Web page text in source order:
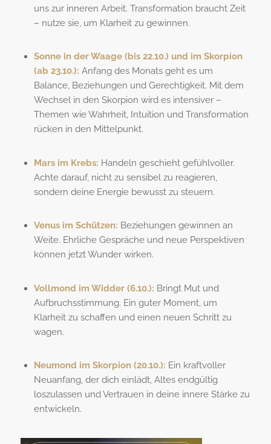
uns zur inneren Arbeit. Transformation braucht Zeit
– nutze sie, um Klarheit zu gewinnen.
Sonne in der Waage (bis 22.10.) und im Skorpion
(ab 23.10.): Anfang des Monats geht es um
Balance, Beziehungen und Gerechtigkeit. Mit dem
Wechsel in den Skorpion wird es intensiver –
Themen wie Wahrheit, Intuition und Transformation
rücken in den Mittelpunkt.
Mars im Krebs: Handeln geschieht gefühlvoller.
Achte darauf, nicht zu sensibel zu reagieren,
sondern deine Energie bewusst zu steuern.
Venus im Schützen: Beziehungen gewinnen an
Weite. Ehrliche Gespräche und neue Perspektiven
können jetzt Wunder wirken.
Vollmond im Widder (6.10.): Bringt Mut und
Aufbruchsstimmung. Ein guter Moment, um
Klarheit zu schaffen und einen neuen Schritt zu
wagen.
Neumond im Skorpion (20.10.): Ein kraftvoller
Neuanfang, der dich einlädt, Altes endgültig
loszulassen und Vertrauen in deine innere Stärke zu
entwickeln.